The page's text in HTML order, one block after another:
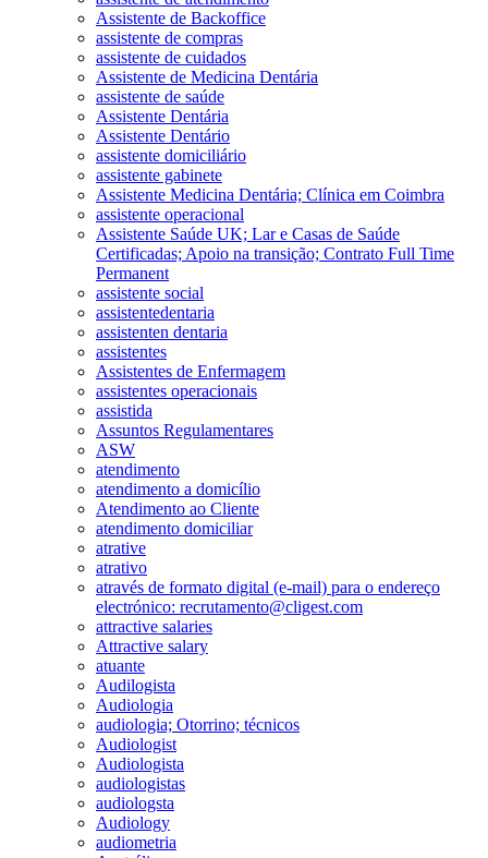
Assistente de Backoffice
assistente de compras
assistente de cuidados
Assistente de Medicina Dentária
assistente de saúde
Assistente Dentária
Assistente Dentário
assistente domiciliário
assistente gabinete
Assistente Medicina Dentária; Clínica em Coimbra
assistente operacional
Assistente Saúde UK; Lar e Casas de Saúde
Certificadas; Apoio na transição; Contrato Full Time
Permanent
assistente social
assistentedentaria
assistenten dentaria
assistentes
Assistentes de Enfermagem
assistentes operacionais
assistida
Assuntos Regulamentares
ASW
atendimento
atendimento a domicílio
Atendimento ao Cliente
atendimento domiciliar
atrative
atrativo
através de formato digital (e-mail) para o endereço
electrónico: recrutamento@cligest.com
attractive salaries
Attractive salary
atuante
Audilogista
Audiologia
audiologia; Otorrino; técnicos
Audiologist
Audiologista
audiologistas
audiologsta
Audiology
audiometria